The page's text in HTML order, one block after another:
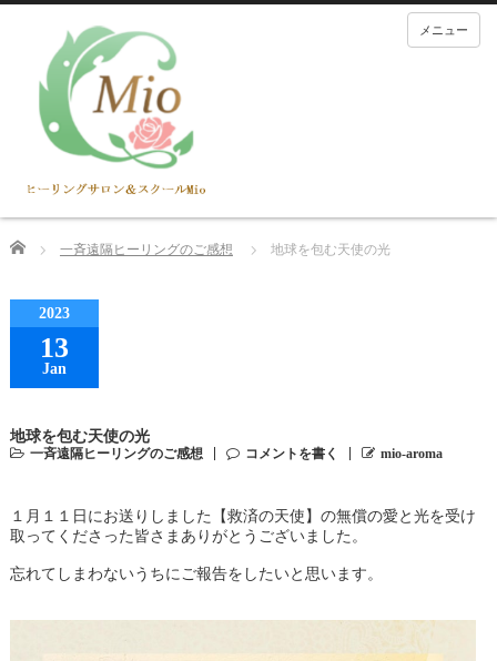
メニュー
Home 一斉遠隔ヒーリングのご感想 地球を包む天使の光
2023
13
Jan
地球を包む天使の光
一斉遠隔ヒーリングのご感想 コメントを書く mio-aroma
１月１１日にお送りしました【救済の天使】の無償の愛と光を受け
取ってくださった皆さまありがとうございました。
忘れてしまわないうちにご報告をしたいと思います。